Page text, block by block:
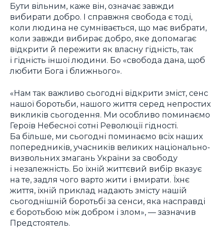
Бути вільним, каже він, означає завжди
вибирати добро. І справжня свобода є тоді,
коли людина не сумнівається, що має вибрати,
коли завжди вибирає добро, яке допомагає
відкрити й пережити як власну гідність, так
і гідність іншої людини. Бо «свобода дана, щоб
любити Бога і ближнього».
«Нам так важливо сьогодні відкрити зміст, сенс
нашої боротьби, нашого життя серед непростих
викликів сьогодення. Ми особливо поминаємо
Героїв Небесної сотні Революції гідності.
Ба більше, ми сьогодні поминаємо всіх наших
попередників, учасників великих національно-
визвольних змагань України за свободу
і незалежність. Бо їхній життєвий вибір вказує
на те, задля чого варто жити і вмирати. Їхнє
життя, їхній приклад надають змісту нашій
сьогоднішній боротьбі за сенси, яка насправді
є боротьбою між добром і злом», — зазначив
Предстоятель.